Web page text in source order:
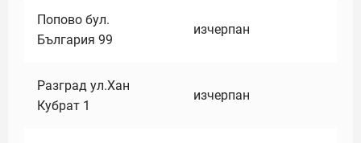
Попово бул.
България 99
изчерпан
Разград ул.Хан
Кубрат 1
изчерпан